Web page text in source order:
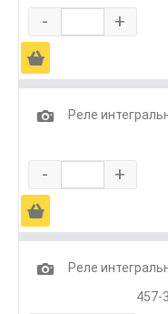
- +
Ä
1
Реле
- +
Ä
1
Реле
457-